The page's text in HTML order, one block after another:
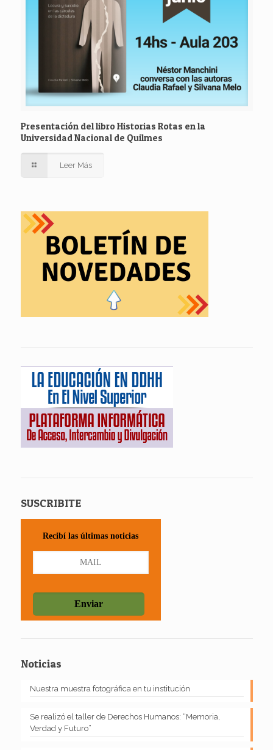
Presentación del libro Historias Rotas en la
Universidad Nacional de Quilmes
Leer Más
SUSCRIBITE
Recibí las últimas noticias
Noticias
Nuestra muestra fotográfica en tu institución
Se realizó el taller de Derechos Humanos: “Memoria,
Verdad y Futuro”